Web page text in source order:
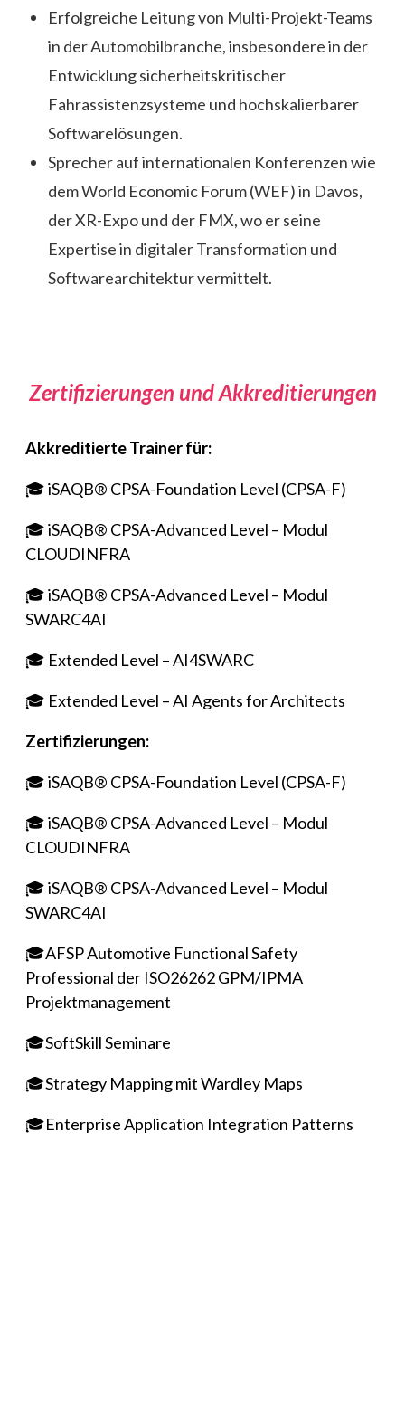
Erfolgreiche Leitung von Multi-Projekt-Teams
in der Automobilbranche, insbesondere in der
Entwicklung sicherheitskritischer
Fahrassistenzsysteme und hochskalierbarer
Softwarelösungen.
Sprecher auf internationalen Konferenzen wie
dem World Economic Forum (WEF) in Davos,
der XR-Expo und der FMX, wo er seine
Expertise in digitaler Transformation und
Softwarearchitektur vermittelt.
Zertifizierungen und Akkreditierungen
Akkreditierte Trainer für:
🎓 iSAQB® CPSA-Foundation Level (CPSA-F)
🎓 iSAQB® CPSA-Advanced Level – Modul
CLOUDINFRA
🎓 iSAQB® CPSA-Advanced Level – Modul
SWARC4AI
🎓 Extended Level – AI4SWARC
🎓 Extended Level – AI Agents for Architects
Zertifizierungen:
🎓 iSAQB® CPSA-Foundation Level (CPSA-F)
🎓 iSAQB® CPSA-Advanced Level – Modul
CLOUDINFRA
🎓 iSAQB® CPSA-Advanced Level – Modul
SWARC4AI
🎓AFSP Automotive Functional Safety
Professional der ISO26262 GPM/IPMA
Projektmanagement
🎓SoftSkill Seminare
🎓Strategy Mapping mit Wardley Maps
🎓Enterprise Application Integration Patterns